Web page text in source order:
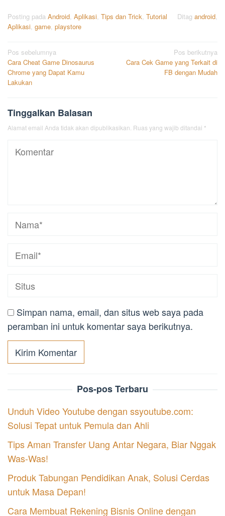
Posting pada Android, Aplikasi, Tips dan Trick, Tutorial Ditag android,
Aplikasi, game, playstore
Navigasi
pos
Pos sebelumnya
Cara Cheat Game Dinosaurus
Chrome yang Dapat Kamu
Lakukan
Pos berikutnya
Cara Cek Game yang Terkait di
FB dengan Mudah
Tinggalkan Balasan
Alamat email Anda tidak akan dipublikasikan. Ruas yang wajib ditandai *
Simpan nama, email, dan situs web saya pada
peramban ini untuk komentar saya berikutnya.
Pos-pos Terbaru
Unduh Video Youtube dengan ssyoutube.com:
Solusi Tepat untuk Pemula dan Ahli
Tips Aman Transfer Uang Antar Negara, Biar Nggak
Was-Was!
Produk Tabungan Pendidikan Anak, Solusi Cerdas
untuk Masa Depan!
Cara Membuat Rekening Bisnis Online dengan